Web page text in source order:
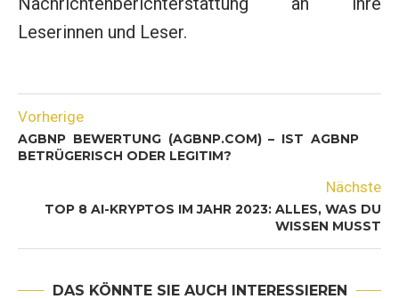
Leserinnen und Leser.
Vorherige
AGBNP BEWERTUNG (AGBNP.COM) – IST AGBNP
BETRÜGERISCH ODER LEGITIM?
Nächste
TOP 8 AI-KRYPTOS IM JAHR 2023: ALLES, WAS DU
WISSEN MUSST
DAS KÖNNTE SIE AUCH INTERESSIEREN